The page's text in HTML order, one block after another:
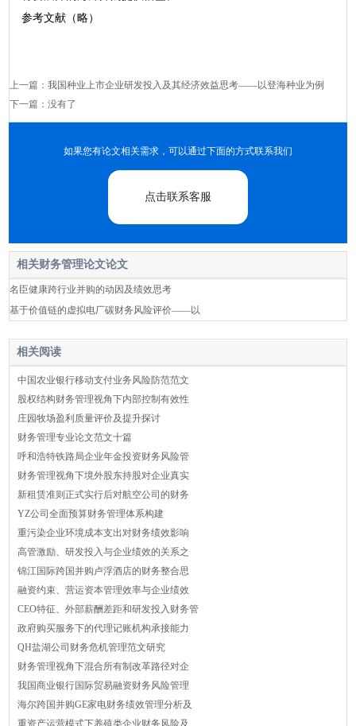
参考文献（略）
上一篇：我国种业上市企业研发投入及其经济效益思考——以登海种业为例
下一篇：没有了
如果您有论文相关需求，可以通过下面的方式联系我们
点击联系客服
相关财务管理论文论文
名臣健康跨行业并购的动因及绩效思考
基于价值链的虚拟电厂碳财务风险评价——以
相关阅读
中国农业银行移动支付业务风险防范范文
股权结构财务管理视角下内部控制有效性
庄园牧场盈利质量评价及提升探讨
财务管理专业论文范文十篇
呼和浩特铁路局企业年金投资财务风险管
财务管理视角下境外股东持股对企业真实
新租赁准则正式实行后对航空公司的财务
YZ公司全面预算财务管理体系构建
重污染企业环境成本支出对财务绩效影响
高管激励、研发投入与企业绩效的关系之
锦江国际跨国并购卢浮酒店的财务整合思
融资约束、营运资本管理效率与企业绩效
CEO特征、外部薪酬差距和研发投入财务管
政府购买服务下的代理记账机构承接能力
QH盐湖公司财务危机管理范文研究
财务管理视角下混合所有制改革路径对企
我国商业银行国际贸易融资财务风险管理
海尔跨国并购GE家电财务绩效管理分析及
重资产运营模式下养殖类企业财务风险及